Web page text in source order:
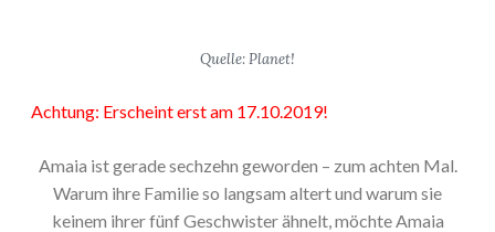
Quelle: Planet!
Achtung: Erscheint erst am 17.10.2019!
Amaia ist gerade sechzehn geworden – zum achten Mal.
Warum ihre Familie so langsam altert und warum sie
keinem ihrer fünf Geschwister ähnelt, möchte Amaia